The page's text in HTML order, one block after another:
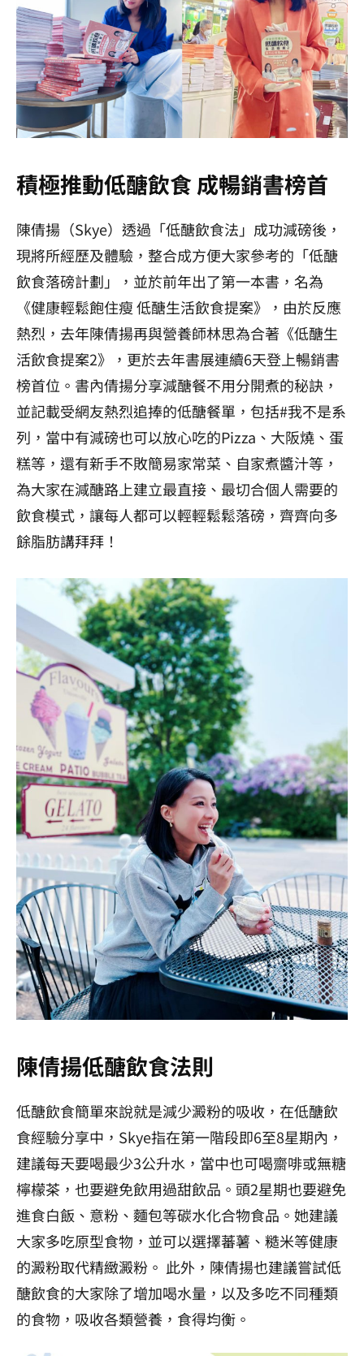
積極推動低醣飲食 成暢銷書榜首
陳倩揚（Skye）透過「低醣飲食法」成功減磅後，
現將所經歷及體驗，整合成方便大家參考的「低醣
飲食落磅計劃」，並於前年出了第一本書，名為
《健康輕鬆飽住瘦 低醣生活飲食提案》，由於反應
熱烈，去年陳倩揚再與營養師林思為合著《低醣生
活飲食提案2》，更於去年書展連續6天登上暢銷書
榜首位。 書內倩揚分享減醣餐不用分開煮的秘訣，
並記載受網友熱烈追捧的低醣餐單，包括#我不是系
列，當中有減磅也可以放心吃的Pizza、大阪燒、蛋
糕等，還有新手不敗簡易家常菜、自家煮醬汁等，
為大家在減醣路上建立最直接、最切合個人需要的
飲食模式，讓每人都可以輕輕鬆鬆落磅，齊齊向多
餘脂肪講拜拜！
陳倩揚低醣飲食法則
低醣飲食簡單來說就是減少澱粉的吸收，在低醣飲
食經驗分享中，Skye指在第一階段即6至8星期內，
建議每天要喝最少3公升水，當中也可喝齋啡或無糖
檸檬茶，也要避免飲用過甜飲品。頭2星期也要避免
進食白飯、意粉、麵包等碳水化合物食品。 她建議
大家多吃原型食物，並可以選擇蕃薯、糙米等健康
的澱粉取代精緻澱粉。 此外，陳倩揚也建議嘗試低
醣飲食的大家除了增加喝水量，以及多吃不同種類
的食物，吸收各類營養，食得均衡。